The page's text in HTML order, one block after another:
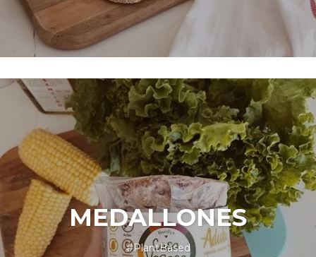
MEDALLONES
#PlantBased